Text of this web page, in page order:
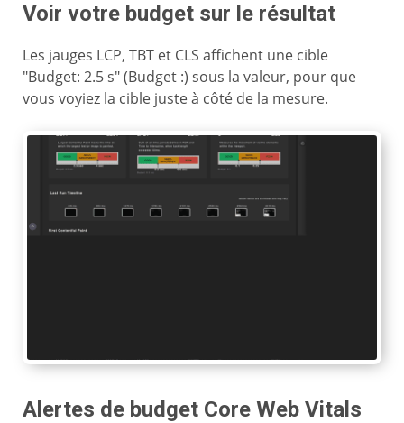
Voir votre budget sur le résultat
Les jauges LCP, TBT et CLS affichent une cible
"Budget: 2.5 s" (Budget :) sous la valeur, pour que
vous voyiez la cible juste à côté de la mesure.
Alertes de budget Core Web Vitals